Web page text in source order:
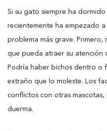
Si su gato siempre ha
recientemente ha empezado
problema más grave. Primero,
que pueda atraer su atención
Podría haber bichos dentro o
extraño que lo moleste. Los
conflictos con otras
duerma.